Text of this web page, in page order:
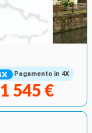
Pagamento in 4X
1 545 €